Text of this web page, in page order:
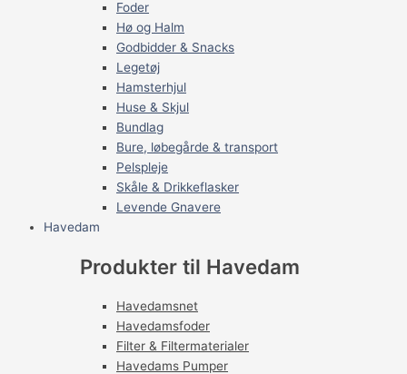
Foder
Hø og Halm
Godbidder & Snacks
Legetøj
Hamsterhjul
Huse & Skjul
Bundlag
Bure, løbegårde & transport
Pelspleje
Skåle & Drikkeflasker
Levende Gnavere
Havedam
Produkter til Havedam
Havedamsnet
Havedamsfoder
Filter & Filtermaterialer
Havedams Pumper